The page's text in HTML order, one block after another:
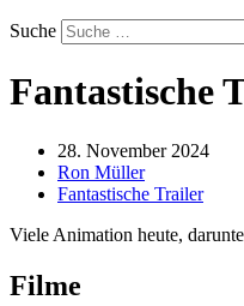
Suche
Fantastische
28. November 2024
Ron Müller
Fantastische Trailer
Viele Animation heute,
Filme